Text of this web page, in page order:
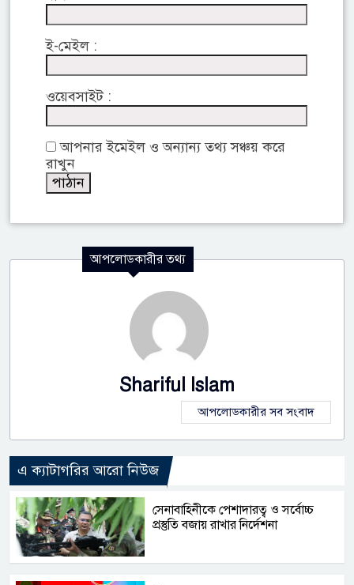
ই-মেইল :
ওয়েবসাইট :
আপনার ইমেইল ও অন্যান্য তথ্য সঞ্চয় করে
রাখুন
আপলোডকারীর তথ্য
Shariful Islam
আপলোডকারীর সব সংবাদ
এ ক্যাটাগরির আরো নিউজ
সেনাবাহিনীকে পেশাদারত্ব ও সর্বোচ্চ
প্রস্তুতি বজায় রাখার নির্দেশনা